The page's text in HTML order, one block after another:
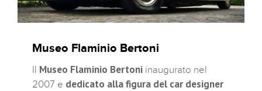
Museo Flaminio Bertoni
Il Museo Flaminio Bertoni inaugurato nel
2007 e dedicato alla figura del car designer